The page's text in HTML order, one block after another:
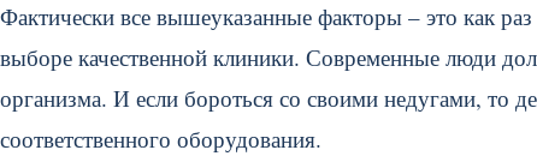
Фактически все вышеуказанные факторы – это как
выборе качественной клиники. Современные люди
организма. И если бороться со своими недугами, то
соответственного оборудования.